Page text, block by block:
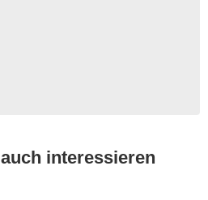
interessieren